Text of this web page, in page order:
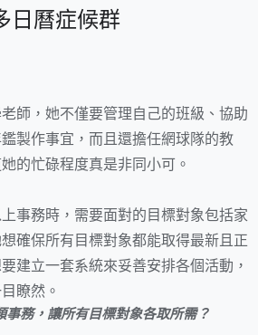
日曆症候群
師，她不僅要管理自己的班級、協助
製作事宜，而且還擔任網球隊的教
的忙碌程度真是非同小可。
事務時，需要面對的目標對象包括家
確保所有目標對象都能取得最新且正
建立一套系統來妥善安排各個活動，
瞭然。
事務，讓所有目標對象各取所需？